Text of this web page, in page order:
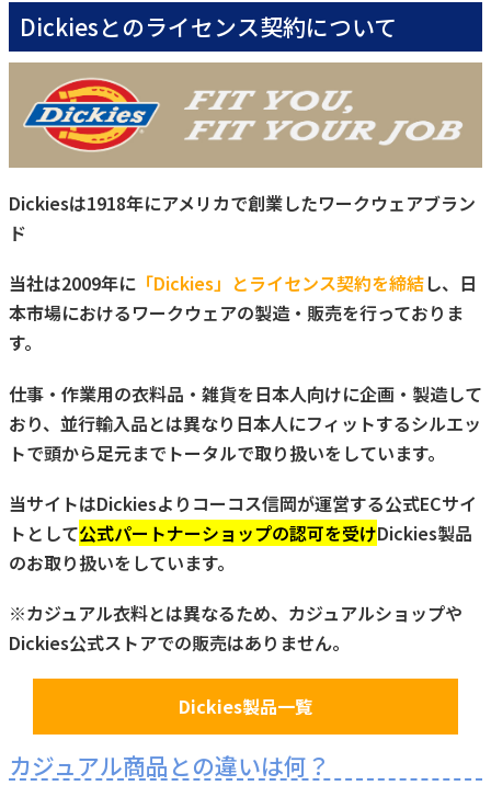
Dickiesとのライセンス契約について
Dickiesは1918年にアメリカで創業したワークウェアブラン
ド
当社は2009年に 「Dickies」とライセンス契約を締結し、日
本市場におけるワークウェアの製造・販売を行っておりま
す。
仕事・作業用の衣料品・雑貨を日本人向けに企画・製造して
おり、並行輸入品とは異なり日本人にフィットするシルエッ
トで頭から足元までトータルで取り扱いをしています。
当サイトはDickiesよりコーコス信岡が運営する公式ECサイ
トとして公式パートナーショップの認可を受けDickies製品
のお取り扱いをしています。
※カジュアル衣料とは異なるため、カジュアルショップや
Dickies公式ストアでの販売はありません。
Dickies製品一覧
カジュアル商品との違いは何？